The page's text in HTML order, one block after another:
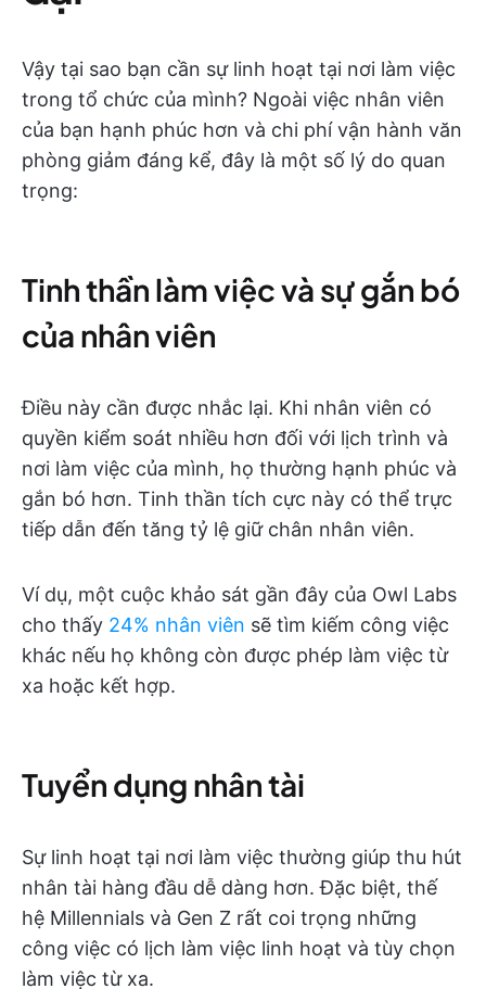
Vậy tại sao bạn cần sự linh hoạt tại nơi làm việc
trong tổ chức của mình? Ngoài việc nhân viên
của bạn hạnh phúc hơn và chi phí vận hành văn
phòng giảm đáng kể, đây là một số lý do quan
trọng:
Tinh thần làm việc và sự gắn bó
của nhân viên
Điều này cần được nhắc lại. Khi nhân viên có
quyền kiểm soát nhiều hơn đối với lịch trình và
nơi làm việc của mình, họ thường hạnh phúc và
gắn bó hơn. Tinh thần tích cực này có thể trực
tiếp dẫn đến tăng tỷ lệ giữ chân nhân viên.
Ví dụ, một cuộc khảo sát gần đây của Owl Labs
cho thấy 24% nhân viên sẽ tìm kiếm công việc
khác nếu họ không còn được phép làm việc từ
xa hoặc kết hợp.
Tuyển dụng nhân tài
Sự linh hoạt tại nơi làm việc thường giúp thu hút
nhân tài hàng đầu dễ dàng hơn. Đặc biệt, thế
hệ Millennials và Gen Z rất coi trọng những
công việc có lịch làm việc linh hoạt và tùy chọn
làm việc từ xa.